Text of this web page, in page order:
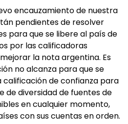
encauzamiento de nuestra
pendientes de resolver
para que se libere al país de
por las calificadoras
la nota argentina. Es
no alcanza para que se
calificación de confianza para
de diversidad de fuentes de
en cualquier momento,
con sus cuentas en orden.